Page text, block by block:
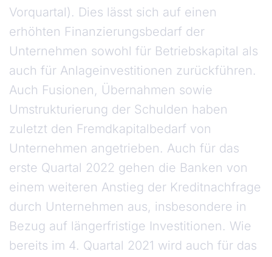
Vorquartal). Dies lässt sich auf einen
erhöhten Finanzierungsbedarf der
Unternehmen sowohl für Betriebskapital als
auch für Anlageinvestitionen zurückführen.
Auch Fusionen, Übernahmen sowie
Umstrukturierung der Schulden haben
zuletzt den Fremdkapitalbedarf von
Unternehmen angetrieben. Auch für das
erste Quartal 2022 gehen die Banken von
einem weiteren Anstieg der Kreditnachfrage
durch Unternehmen aus, insbesondere in
Bezug auf längerfristige Investitionen. Wie
bereits im 4. Quartal 2021 wird auch für das